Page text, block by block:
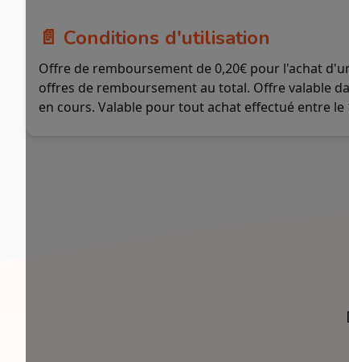
📄 Conditions d'utilisation
Offre de remboursement de 0,20€ pour l'achat
offres de remboursement au total. Offre valable
en cours. Valable pour tout achat effectué entre le